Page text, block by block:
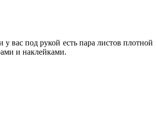
вас под рукой есть пара листов плотной
и наклейками.